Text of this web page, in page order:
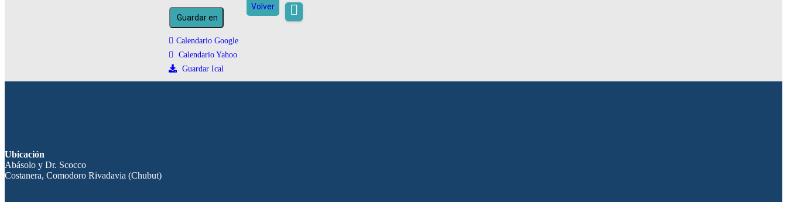
Guardar en
Calendario Google
Calendario Yahoo
Guardar Ical
Volver
Ubicación
Abásolo y Dr. Scocco
Costanera, Comodoro Rivadavia (Chubut)